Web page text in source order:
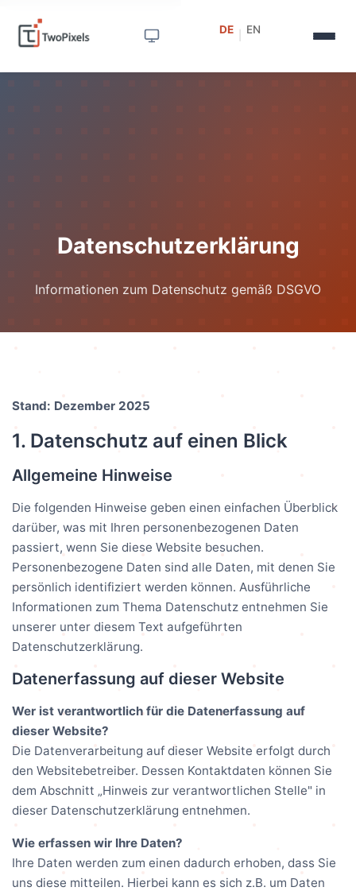
DE EN
Datenschutzerklärung
Informationen zum Datenschutz gemäß DSGVO
Stand: Dezember 2025
1. Datenschutz auf einen Blick
Allgemeine Hinweise
Die folgenden Hinweise geben einen einfachen Überblick
darüber, was mit Ihren personenbezogenen Daten
passiert, wenn Sie diese Website besuchen.
Personenbezogene Daten sind alle Daten, mit denen Sie
persönlich identifiziert werden können. Ausführliche
Informationen zum Thema Datenschutz entnehmen Sie
unserer unter diesem Text aufgeführten
Datenschutzerklärung.
Datenerfassung auf dieser Website
Wer ist verantwortlich für die Datenerfassung auf
dieser Website?
Die Datenverarbeitung auf dieser Website erfolgt durch
den Websitebetreiber. Dessen Kontaktdaten können Sie
dem Abschnitt „Hinweis zur verantwortlichen Stelle" in
dieser Datenschutzerklärung entnehmen.
Wie erfassen wir Ihre Daten?
Ihre Daten werden zum einen dadurch erhoben, dass Sie
uns diese mitteilen. Hierbei kann es sich z.B. um Daten